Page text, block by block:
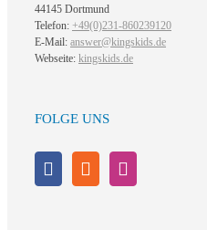
44145 Dortmund
Telefon: +49(0)231-860239120
E-Mail: answer@kingskids.de
Webseite: kingskids.de
FOLGE UNS